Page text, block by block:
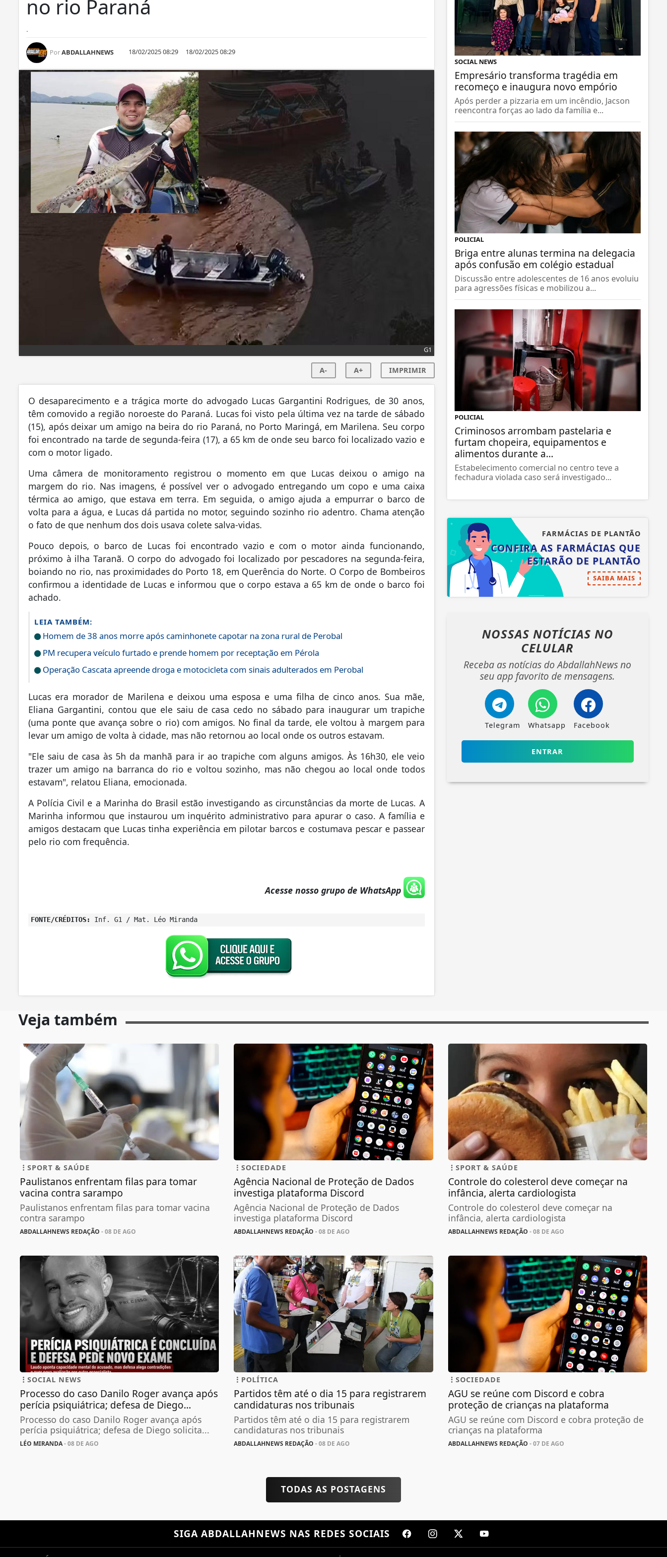
no rio Paraná
.
PorABDALLAHNEWS 18/02/2025 08:29 18/02/2025 08:29
G1
A- A+ IMPRIMIR
O desaparecimento e a trágica morte do advogado Lucas Gargantini Rodrigues, de 30 anos,
têm comovido a região noroeste do Paraná. Lucas foi visto pela última vez na tarde de sábado
(15), após deixar um amigo na beira do rio Paraná, no Porto Maringá, em Marilena. Seu corpo
foi encontrado na tarde de segunda-feira (17), a 65 km de onde seu barco foi localizado vazio e
com o motor ligado.
Uma câmera de monitoramento registrou o momento em que Lucas deixou o amigo na
margem do rio. Nas imagens, é possível ver o advogado entregando um copo e uma caixa
térmica ao amigo, que estava em terra. Em seguida, o amigo ajuda a empurrar o barco de
volta para a água, e Lucas dá partida no motor, seguindo sozinho rio adentro. Chama atenção
o fato de que nenhum dos dois usava colete salva-vidas.
Pouco depois, o barco de Lucas foi encontrado vazio e com o motor ainda funcionando,
próximo à ilha Taranã. O corpo do advogado foi localizado por pescadores na segunda-feira,
boiando no rio, nas proximidades do Porto 18, em Querência do Norte. O Corpo de Bombeiros
confirmou a identidade de Lucas e informou que o corpo estava a 65 km de onde o barco foi
achado.
LEIA TAMBÉM:
Homem de 38 anos morre após caminhonete capotar na zona rural de Perobal
PM recupera veículo furtado e prende homem por receptação em Pérola
Operação Cascata apreende droga e motocicleta com sinais adulterados em Perobal
Lucas era morador de Marilena e deixou uma esposa e uma filha de cinco anos. Sua mãe,
Eliana Gargantini, contou que ele saiu de casa cedo no sábado para inaugurar um trapiche
(uma ponte que avança sobre o rio) com amigos. No final da tarde, ele voltou à margem para
levar um amigo de volta à cidade, mas não retornou ao local onde os outros estavam.
"Ele saiu de casa às 5h da manhã para ir ao trapiche com alguns amigos. Às 16h30, ele veio
trazer um amigo na barranca do rio e voltou sozinho, mas não chegou ao local onde todos
estavam", relatou Eliana, emocionada.
A Polícia Civil e a Marinha do Brasil estão investigando as circunstâncias da morte de Lucas. A
Marinha informou que instaurou um inquérito administrativo para apurar o caso. A família e
amigos destacam que Lucas tinha experiência em pilotar barcos e costumava pescar e passear
pelo rio com frequência.
Acesse nosso grupo de WhatsApp
FONTE/CRÉDITOS: Inf. G1 / Mat. Léo Miranda
SOCIAL NEWS
Empresário transforma tragédia em
recomeço e inaugura novo empório
Após perder a pizzaria em um incêndio, Jacson
reencontra forças ao lado da família e...
POLICIAL
Briga entre alunas termina na delegacia
após confusão em colégio estadual
Discussão entre adolescentes de 16 anos evoluiu
para agressões físicas e mobilizou a...
POLICIAL
Criminosos arrombam pastelaria e
furtam chopeira, equipamentos e
alimentos durante a...
Estabelecimento comercial no centro teve a
fechadura violada caso será investigado...
FARMÁCIAS DE PLANTÃO
CONFIRA AS FARMÁCIAS QUE
ESTARÃO DE PLANTÃO
SAIBA MAIS
NOSSAS NOTÍCIAS NO
CELULAR
Receba as notícias do AbdallahNews no
seu app favorito de mensagens.
Telegram Whatsapp Facebook
ENTRAR
Veja também
SPORT & SAÚDE
Paulistanos enfrentam filas para tomar
vacina contra sarampo
Paulistanos enfrentam filas para tomar vacina
contra sarampo
ABDALLAHNEWS REDAÇÃO - 08 DE AGO
SOCIEDADE
Agência Nacional de Proteção de Dados
investiga plataforma Discord
Agência Nacional de Proteção de Dados
investiga plataforma Discord
ABDALLAHNEWS REDAÇÃO - 08 DE AGO
SPORT & SAÚDE
Controle do colesterol deve começar na
infância, alerta cardiologista
Controle do colesterol deve começar na
infância, alerta cardiologista
ABDALLAHNEWS REDAÇÃO - 08 DE AGO
SOCIAL NEWS
Processo do caso Danilo Roger avança após
perícia psiquiátrica; defesa de Diego...
Processo do caso Danilo Roger avança após
perícia psiquiátrica; defesa de Diego solicita...
LÉO MIRANDA- 08 DE AGO
POLÍTICA
Partidos têm até o dia 15 para registrarem
candidaturas nos tribunais
Partidos têm até o dia 15 para registrarem
candidaturas nos tribunais
ABDALLAHNEWS REDAÇÃO - 08 DE AGO
SOCIEDADE
AGU se reúne com Discord e cobra
proteção de crianças na plataforma
AGU se reúne com Discord e cobra proteção de
crianças na plataforma
ABDALLAHNEWS REDAÇÃO - 07 DE AGO
TODAS AS POSTAGENS
SIGA ABDALLAHNEWS NAS REDES SOCIAIS